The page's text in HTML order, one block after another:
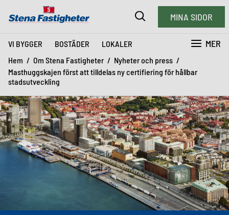
VI BYGGER BOSTÄDER LOKALER MER
MINA SIDOR
Hem Om Stena Fastigheter
Nyheter och press
Masthuggskajen först att tilldelas ny certifiering för hållbar
stadsutveckling